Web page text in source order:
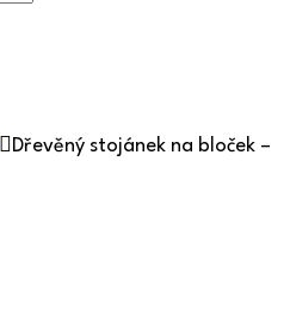
Dřevěný stojánek na bloček –